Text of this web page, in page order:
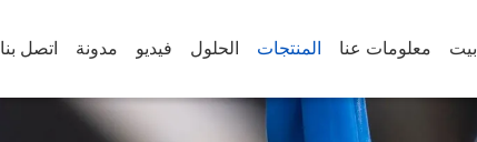
بيت معلومات عنا المنتجات الحلول فيديو مدونة اتصل بنا